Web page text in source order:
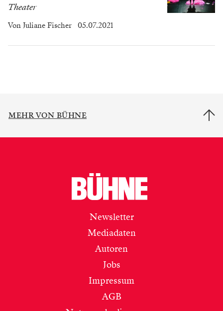
Theater
Von Juliane Fischer 05.07.2021
MEHR VON BÜHNE
Newsletter
Mediadaten
Autoren
Jobs
Impressum
AGB